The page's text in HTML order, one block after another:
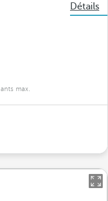
Détails
max.